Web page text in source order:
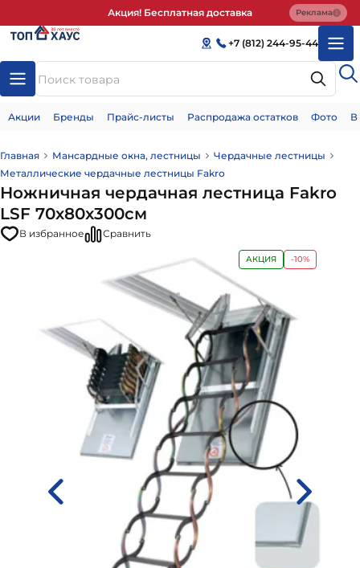
Акция! Бесплатная доставка Реклама
+7 (812) 244-95-44
Акции Бренды Прайс-листы Распродажа остатков Фото
Главная Мансардные окна, лестницы
Чердачные лестницы
Металлические чердачные лестницы Fakro
Ножничная чердачная лестница Fakro
LSF 70х80x300см
В избранное Сравнить
АКЦИЯ -10%